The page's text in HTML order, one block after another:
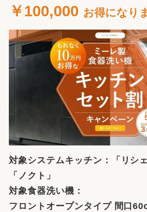
￥100,000 お得になり
対象システムキッチン：「リシ
「ノクト」
対象食器洗い機：
フロントオープンタイプ 間口